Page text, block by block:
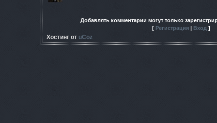
Добавлять комментарии могут только
[ Регистрация | Вход ]
Хостинг от uCoz